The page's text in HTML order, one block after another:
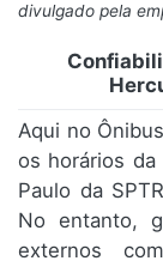
divulgado pela
Aqui no
os horários da
Paulo da
No entanto,
externos